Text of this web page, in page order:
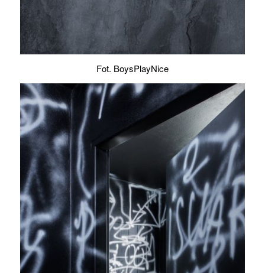
Fot. BoysPlayNice